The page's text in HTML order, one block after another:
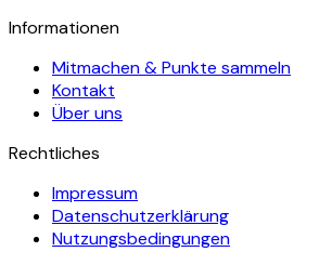
Informationen
Mitmachen & Punkte sammeln
Kontakt
Über uns
Rechtliches
Impressum
Datenschutzerklärung
Nutzungsbedingungen